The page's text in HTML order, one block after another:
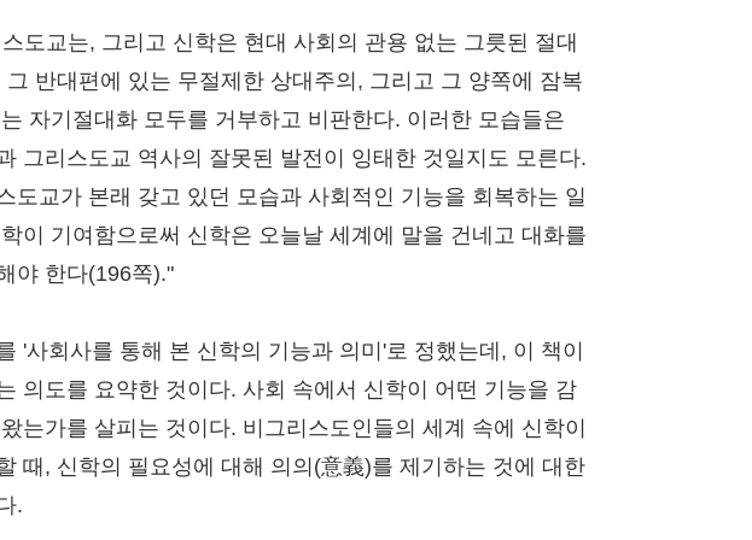
도교는, 그리고 신학은 현대 사회의 관용 없는 그릇된 절대
그 반대편에 있는 무절제한 상대주의, 그리고 그 양쪽에 잠복
자기절대화 모두를 거부하고 비판한다. 이러한 모습들은
그리스도교 역사의 잘못된 발전이 잉태한 것일지도 모른다.
도교가 본래 갖고 있던 모습과 사회적인 기능을 회복하는 일
이 기여함으로써 신학은 오늘날 세계에 말을 건네고 대화를
야 한다(196쪽)."
'사회사를 통해 본 신학의 기능과 의미'로 정했는데, 이 책이
의도를 요약한 것이다. 사회 속에서 신학이 어떤 기능을 감
는가를 살피는 것이다. 비그리스도인들의 세계 속에 신학이
때, 신학의 필요성에 대해 의의(意義)를 제기하는 것에 대한
.